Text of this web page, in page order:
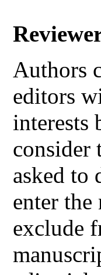
Authors
editors
interests
consider
asked to
enter
exclude